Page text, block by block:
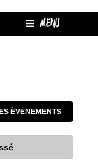
MENU
ÉVÈNEMENTS